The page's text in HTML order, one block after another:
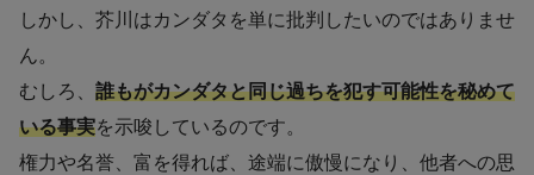
しかし、芥川はカンダタを単に批判したいのではありませ
ん。
むしろ、 誰もがカンダタと同じ過ちを犯す可能性を秘めて
いる事実を示唆しているのです。
権力や名誉、富を得れば、途端に傲慢になり、他者への思